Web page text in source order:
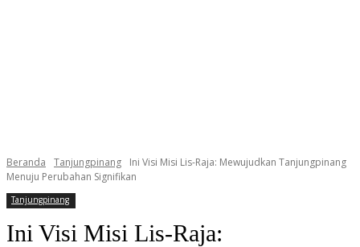
Beranda Tanjungpinang
Ini Visi Misi Lis-Raja: Mewujudkan Tanjungpinang
Menuju Perubahan Signifikan
Tanjungpinang
Ini Visi Misi Lis-Raja: